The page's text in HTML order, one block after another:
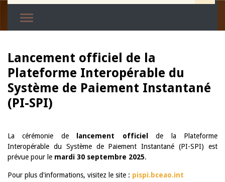
Lancement officiel de la
Plateforme Interopérable du
Système de Paiement Instantané
(PI-SPI)
La cérémonie de lancement officiel
de la Plateforme
Interopérable du Système de Paiement Instantané (PI-SPI) est
prévue pour le mardi 30 septembre 2025.
Pour plus d'informations, visitez le site : pispi.bceao.int